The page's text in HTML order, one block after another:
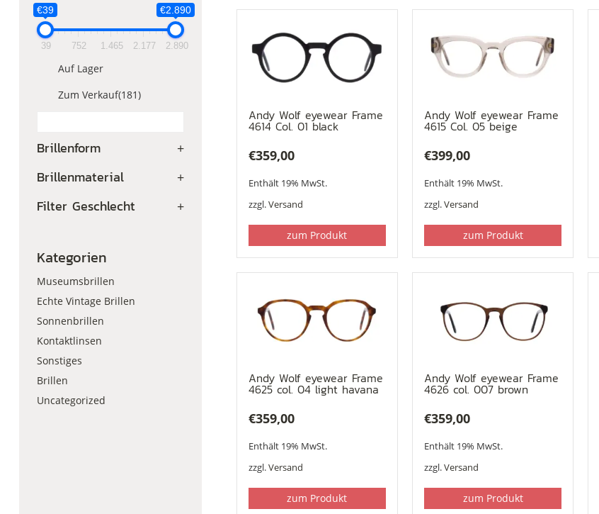
Andy Wolf eyewear Frame
4614 Col. 01 black
€359,00
Enthält 19% MwSt.
zzgl.Versand
zum Produkt
Andy Wolf eyewear Frame
4615 Col. 05 beige
€399,00
Enthält 19% MwSt.
zzgl.Versand
zum Produkt
Andy Wolf eyewear Frame
4625 col. 04 light havana
€359,00
Enthält 19% MwSt.
zzgl.Versand
zum Produkt
Andy Wolf eyewear Frame
4626 col. 007 brown
€359,00
Enthält 19% MwSt.
zzgl.Versand
zum Produkt
€39 €2.890
39 752 1.465 2.177 2.890
Auf Lager
Zum Verkauf(181)
Brillenform +
Brillenmaterial +
Filter Geschlecht +
Kategorien
Museumsbrillen
Echte Vintage Brillen
Sonnenbrillen
Kontaktlinsen
Sonstiges
Brillen
Uncategorized